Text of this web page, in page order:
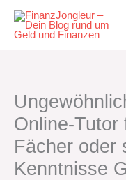
Inhalt
springen
Online-Tutor
Fächer oder
Kenntnisse